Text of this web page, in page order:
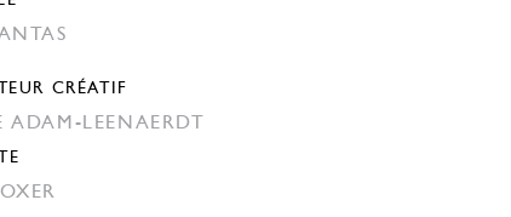
CRÉATIF
ADAM-LEENAERDT